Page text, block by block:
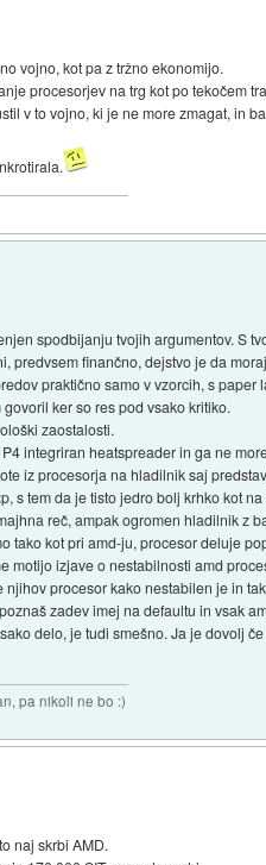
vojno, kot pa z tržno ekonomijo.
procesorjev na trg kot po tekočem
v to vojno, ki je ne more zmagat, in
spodbijanju tvojih argumentov. S
finančno, dejstvo je da
praktično samo v vzorcih, s
ker so res pod vsako kritiko.
zaostalosti.
integriran heatspreader in ga ne
iz procesorja na hladilnik saj
s tem da je tisto jedro bolj krhko kot
reč, ampak ogromen hladilnik z
tako kot pri amd-ju, procesor deluje
motijo izjave o nestabilnosti amd
procesor kako nestabilen je in
zadev imej na defaultu in vsak
delo, je tudi smešno. Ja je dovolj
pa nikoli ne bo :)
naj skrbi AMD.